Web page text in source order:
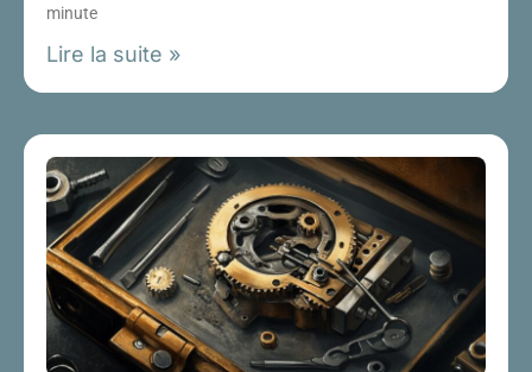
minute
Lire la suite »